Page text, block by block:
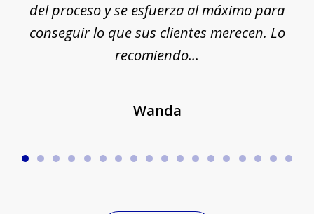
del proceso y se esfuerza al máximo para
conseguir lo que sus clientes merecen. Lo
recomiendo...
Wanda